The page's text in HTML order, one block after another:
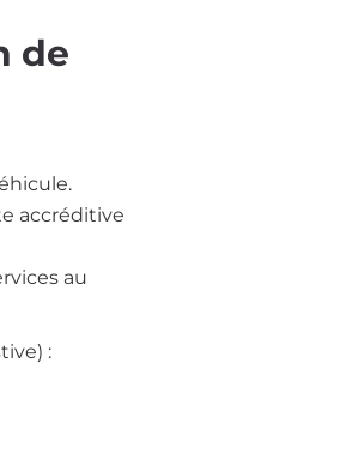
de
accréditive
au
: